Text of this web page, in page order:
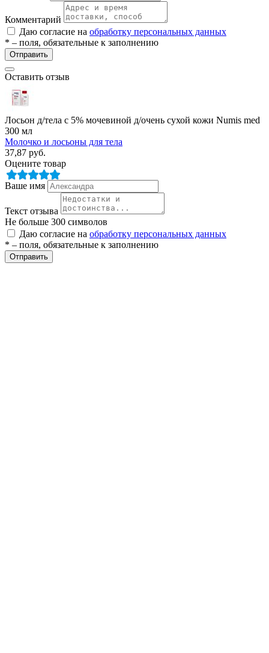
Комментарий
Даю согласие на обработку персональных данных
* – поля, обязательные к заполнению
Отправить
Оставить отзыв
Лосьон д/тела с 5% мочевиной д/очень сухой кожи Numis med
300 мл
Молочко и лосьоны для тела
37,87 руб.
Оцените товар
Ваше имя
Текст отзыва
Не больше 300 символов
Даю согласие на обработку персональных данных
* – поля, обязательные к заполнению
Отправить